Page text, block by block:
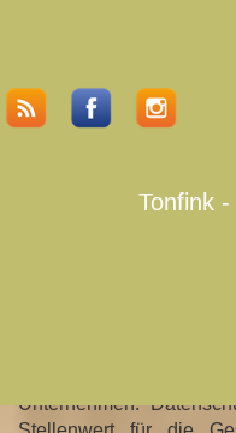
Tonfink
Unternehmen.